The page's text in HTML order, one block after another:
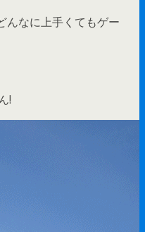
んなに上手くてもゲー
!